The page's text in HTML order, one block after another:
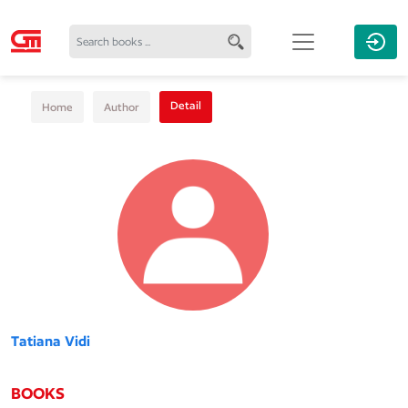
Home Author Detail
Tatiana Vidi
BOOKS